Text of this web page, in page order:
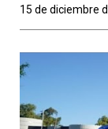
15 de diciembre